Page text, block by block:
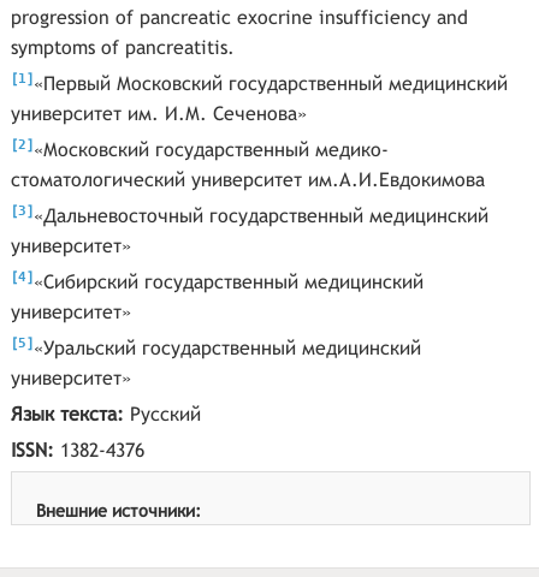
progression of pancreatic exocrine insufficiency and
symptoms of pancreatitis.
[1]«Первый Московский государственный медицинский
университет им. И.М. Сеченова»
[2]«Московский государственный медико-
стоматологический университет им.А.И.Евдокимова
[3]«Дальневосточный государственный медицинский
университет»
[4]«Сибирский государственный медицинский
университет»
[5]«Уральский государственный медицинский
университет»
Язык текста: Русский
ISSN: 1382-4376
Внешние источники: